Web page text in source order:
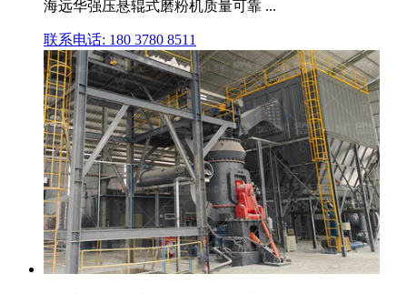
海远华强压悬辊式磨粉机质量可靠 ...
联系电话: 180 3780 8511